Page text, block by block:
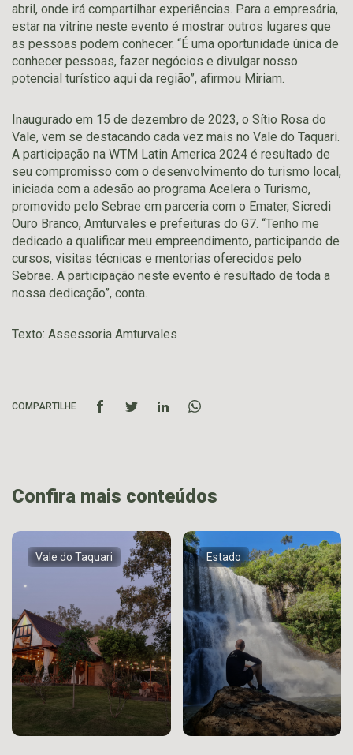
abril, onde irá compartilhar experiências. Para a empresária,
estar na vitrine neste evento é mostrar outros lugares que
as pessoas podem conhecer. “É uma oportunidade única de
conhecer pessoas, fazer negócios e divulgar nosso
potencial turístico aqui da região”, afirmou Miriam.
Inaugurado em 15 de dezembro de 2023, o Sítio Rosa do
Vale, vem se destacando cada vez mais no Vale do Taquari.
A participação na WTM Latin America 2024 é resultado de
seu compromisso com o desenvolvimento do turismo local,
iniciada com a adesão ao programa Acelera o Turismo,
promovido pelo Sebrae em parceria com o Emater, Sicredi
Ouro Branco, Amturvales e prefeituras do G7. “Tenho me
dedicado a qualificar meu empreendimento, participando de
cursos, visitas técnicas e mentorias oferecidos pelo
Sebrae. A participação neste evento é resultado de toda a
nossa dedicação”, conta.
Texto: Assessoria Amturvales
COMPARTILHE
Confira mais conteúdos
Vale do Taquari Estado